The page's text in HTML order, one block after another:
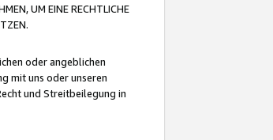
UM EINE RECHTLICHE
oder angeblichen
mit uns oder unseren
und Streitbeilegung in